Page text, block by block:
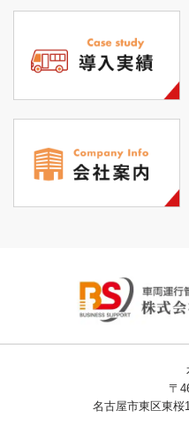
〒
名古屋市東区東桜